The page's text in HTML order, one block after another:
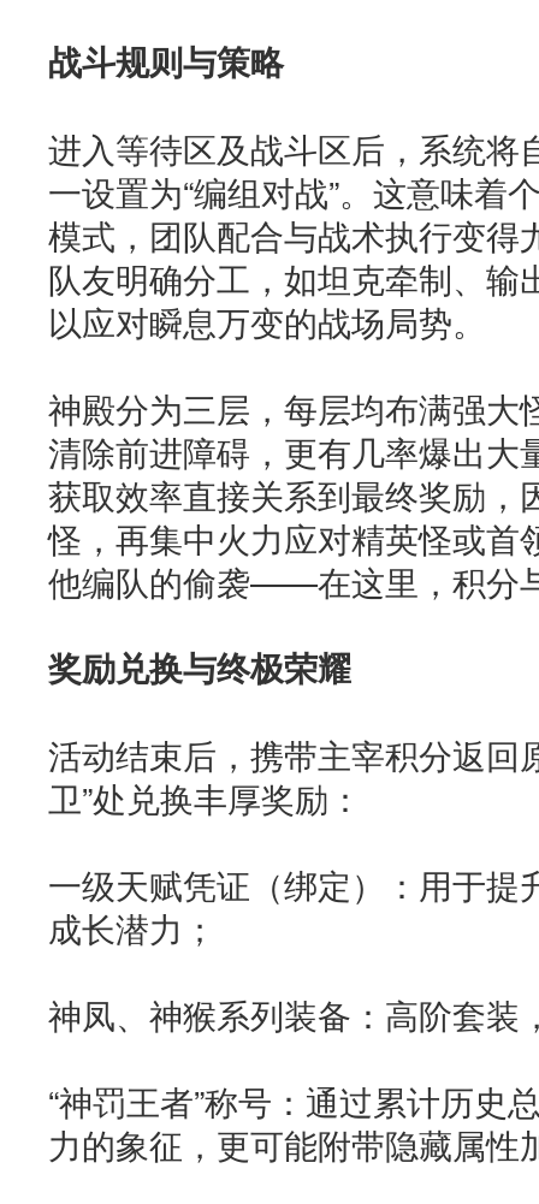
战斗规则与策略
进入等待区及战斗区后，系统将
一设置为“编组对战”。这意味着
模式，团队配合与战术执行变得
队友明确分工，如坦克牵制、输
以应对瞬息万变的战场局势。
神殿分为三层，每层均布满强大
清除前进障碍，更有几率爆出大
获取效率直接关系到最终奖励，
怪，再集中火力应对精英怪或首
他编队的偷袭——在这里，积分
奖励兑换与终极荣耀
活动结束后，携带主宰积分返回
卫”处兑换丰厚奖励：
一级天赋凭证（绑定）：用于提
成长潜力；
神凤、神猴系列装备：高阶套装
“神罚王者”称号：通过累计历史
力的象征，更可能附带隐藏属性